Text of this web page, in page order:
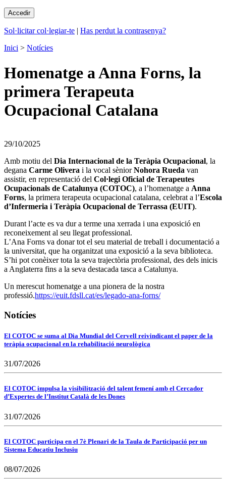
Sol·licitar col·legiar-te | Has perdut la contrasenya?
Inici > Notícies
Homenatge a Anna Forns, la
primera Terapeuta
Ocupacional Catalana
29/10/2025
Amb motiu del Dia Internacional de la Teràpia Ocupacional, la
degana Carme Olivera i la vocal sèniorNohora Rueda van
assistir, en representació del Col·legi Oficial de Terapeutes
Ocupacionals de Catalunya (COTOC), a l’homenatge a Anna
Forns, la primera terapeuta ocupacional catalana, celebrat a l’Escola
d’Infermeria i Teràpia Ocupacional de Terrassa (EUIT).
Durant l’acte es va dur a terme una xerrada i una exposició en
reconeixement al seu llegat professional.
L’Ana Forns va donar tot el seu material de treball i documentació a
la universitat, que ha organitzat una exposició a la seva biblioteca.
S’hi pot conèixer tota la seva trajectòria professional, des dels inicis
a Anglaterra fins a la seva destacada tasca a Catalunya.
Un merescut homenatge a una pionera de la nostra
professió.https://euit.fdsll.cat/es/legado-ana-forns/
Notícies
El COTOC se suma al Dia Mundial del Cervell reivindicant el paper de la
teràpia ocupacional en la rehabilitació neurològica
31/07/2026
El COTOC impulsa la visibilització del talent femení amb el Cercador
d’Expertes de l’Institut Català de les Dones
31/07/2026
El COTOC participa en el 7è Plenari de la Taula de Participació per un
Sistema Educatiu Inclusiu
08/07/2026